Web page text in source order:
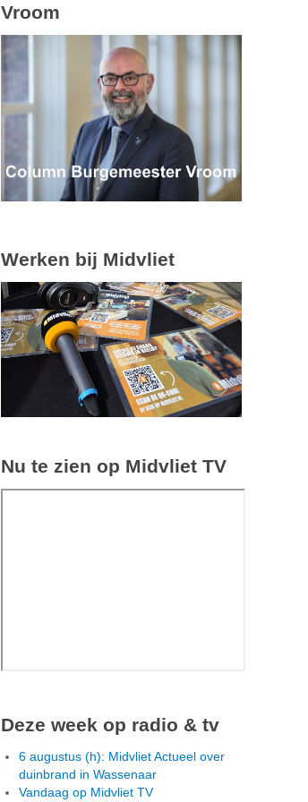
Vroom
Werken bij Midvliet
Nu te zien op Midvliet TV
Deze week op radio & tv
6 augustus (h): Midvliet Actueel over
duinbrand in Wassenaar
Vandaag op Midvliet TV